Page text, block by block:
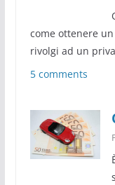
come ottenere
rivolgi ad un
5 comments